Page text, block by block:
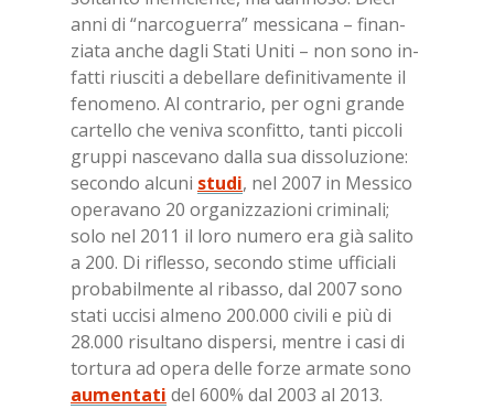
anni di “nar­co­guer­ra” mes­si­ca­na – fi­nan­
zia­ta an­che da­gli Sta­ti Uni­ti – non sono in­
fat­ti riu­sci­ti a de­bel­la­re de­fi­ni­ti­va­men­te il
fe­no­me­no. Al con­tra­rio, per ogni gran­de
car­tel­lo che ve­ni­va scon­fit­to, tan­ti pic­co­li
grup­pi na­sce­va­no dal­la sua dis­so­lu­zio­ne:
se­con­do al­cu­ni studi, nel 2007 in Mes­si­co
ope­ra­va­no 20 or­ga­niz­za­zio­ni cri­mi­na­li;
solo nel 2011 il loro nu­me­ro era già sa­li­to
a 200. Di ri­fles­so, se­con­do sti­me uf­fi­cia­li
pro­ba­bil­men­te al ri­bas­so, dal 2007 sono
sta­ti uc­ci­si al­me­no 200.000 ci­vi­li e più di
28.000 ri­sul­ta­no di­sper­si, men­tre i casi di
tor­tu­ra ad ope­ra del­le for­ze ar­ma­te sono
aumentati del 600% dal 2003 al 2013.